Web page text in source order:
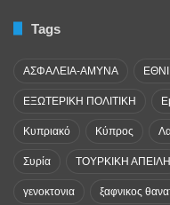
Tags
ΑΣΦΑΛΕΙΑ-ΑΜΥΝΑ
ΕΞΩΤΕΡΙΚΗ ΠΟΛΙΤΙΚΗ
Κυπριακό Κύπρος
Συρία ΤΟΥΡΚΙΚΗ ΑΠΕΙΛΗ
γενοκτονια ξαφνικος